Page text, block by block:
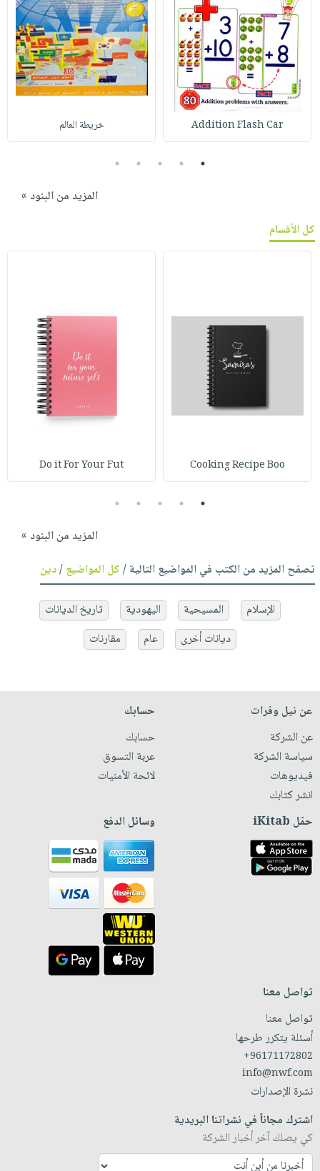
Addition Flash Car خريطة العالم
1
2
3
4
5
المزيد من البنود »
كل الأقسام
Cooking Recipe Boo
Do it For Your Fut
1
2
3
4
5
المزيد من البنود »
تصفح المزيد من الكتب في المواضيع التالية /كل المواضيع/دين
الإسلام المسيحية اليهودية
تاريخ الديانات
ديانات أخرى
عام مقارنات
عن نيل وفرات
عن الشركة
سياسة الشركة
فيديوهات
انشر كتابك
حسابك
حسابك
عربة التسوق
لائحة الأمنيات
حمّل iKitab وسائل الدفع
تواصل معنا
تواصل معنا
أسئلة يتكرر طرحها
+96171172802
info@nwf.com
نشرة الإصدارات
اشترك مجاناً في نشراتنا البريدية
كي يصلك آخر أخبار الشركة